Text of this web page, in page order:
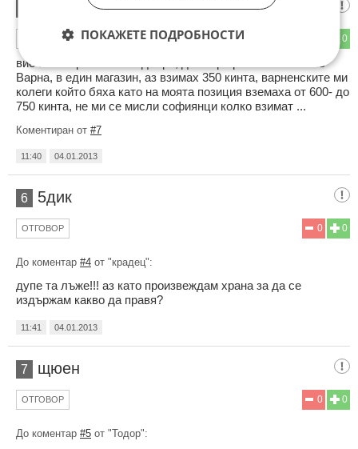
0
ОТГОВОР
вие във Варна пак сте добре, до скоро работех и аз във
Варна, в един магазин, аз взимах 350 кинта, варненските ми
колеги който бяха като на моята позиция вземаха от 600- до
750 кинта, не ми се мисли софиянци колко взимат ...
Коментиран от #7
11:40 04.01.2013
6 5дик
0
0
ОТГОВОР
До коментар #4 от "крадец":
дупе та лъже!!! аз като произвеждам храна за да се
издържам какво да правя?
11:41 04.01.2013
7 щюен
0
0
ОТГОВОР
До коментар #5 от "Тодор":
ПОКАЖЕТЕ ПОДРОБНОСТИ